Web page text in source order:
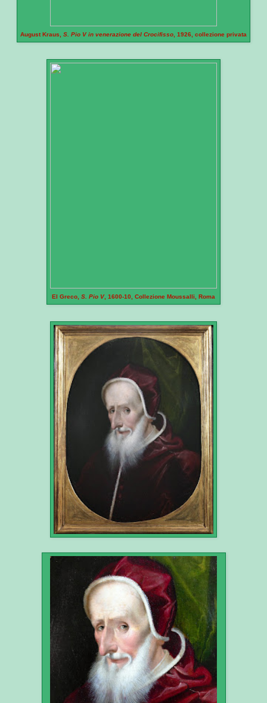
August Kraus, S. Pio V in venerazione del Crocifisso , 1926, collezione privata
El Greco, S. Pio V , 1600-10, Collezione Moussalli, Roma